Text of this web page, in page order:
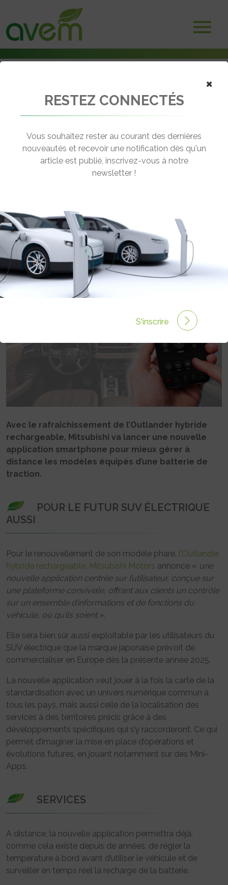
Nouvelle application Mitsubishi pour les véhicules rechargeables
← Revenir aux actualités
MITSUBISHI POUR LES VÉHICULES
RECHARGEABLES
Rédigé par Philippe Schwoerer le 12 Mar 2025 à 14:54
0 commentaires
Avec le rafraîchissement de l’Outlander hybride
rechargeable, Mitsubishi va lancer une nouvelle
application smartphone pour mieux gérer à
distance les modèles équipés d’une batterie de
traction.
POUR LE FUTUR SUV ÉLECTRIQUE
AUSSI
Pour le renouvellement de son modèle phare, l’Outlander
hybride rechargeable, Mitsubishi Motors annonce « une
nouvelle application centrée sur l’utilisateur, conçue sur
une plateforme conviviale, offrant aux clients un contrôle
sur un ensemble d’informations et de fonctions du
véhicule, où qu’ils soient ».
Elle sera bien sûr aussi exploitable par les utilisateurs du
SUV électrique que la marque japonaise prévoit de
commercialiser en Europe dès la présente année 2025.
La nouvelle application veut jouer à la fois la carte de la
standardisation avec un univers numérique commun à
tous les pays, mais aussi celle de la localisation des
services à des territoires précis grâce à des
développements spécifiques qui s’y raccorderont. Ce qui
permet d’imaginer la mise en place d’opérations et
évolutions futures, en jouant notamment sur des Mini-
Apps.
SERVICES
A distance, la nouvelle application permettra déjà,
comme cela existe depuis de années, de régler la
température à bord avant d’utiliser le véhicule et de
surveiller en temps réel la recharge de la batterie.
×
RESTEZ CONNECTÉS
Vous souhaitez rester au courant des dernières
nouveautés et recevoir une notification dès qu'un
article est publié, inscrivez-vous à notre
newsletter !
S'inscrire